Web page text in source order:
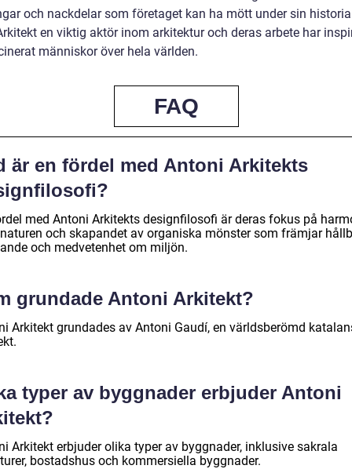
och nackdelar som företaget kan ha mött under sin
en viktig aktör inom arkitektur och deras arbete har
människor över hela världen.
FAQ
är en fördel med Antoni Arkitekts
med Antoni Arkitekts designfilosofi är deras fokus på
och skapandet av organiska mönster som främjar
och medvetenhet om miljön.
grundade Antoni Arkitekt?
Arkitekt grundades av Antoni Gaudí, en världsberömd
typer av byggnader erbjuder Antoni
Arkitekt erbjuder olika typer av byggnader, inklusive sakrala
bostadshus och kommersiella byggnader.